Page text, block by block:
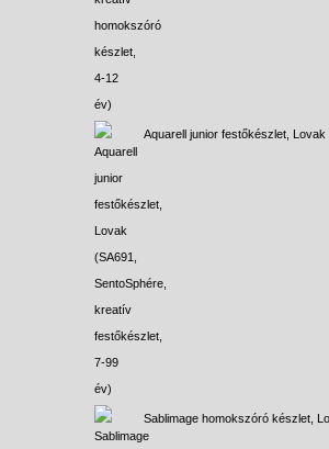
Aquarell junior festőkészlet, Lovak
Sablimage homokszóró készlet,